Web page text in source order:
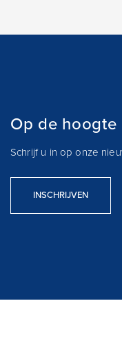
Op de hoogte
Schrijf u in op onze
INSCHRIJVEN